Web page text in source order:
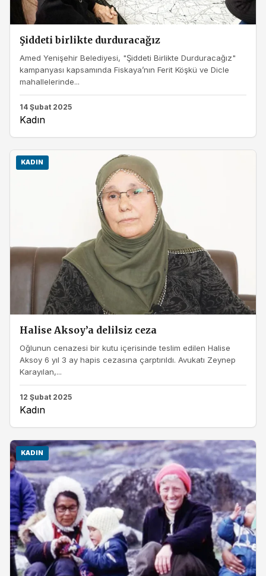
Şiddeti birlikte durduracağız
Amed Yenişehir Belediyesi, "Şiddeti Birlikte Durduracağız"
kampanyası kapsamında Fiskaya’nın Ferit Köşkü ve Dicle
mahallelerinde...
14 Şubat 2025
Kadın
KADIN
Halise Aksoy’a delilsiz ceza
Oğlunun cenazesi bir kutu içerisinde teslim edilen Halise
Aksoy 6 yıl 3 ay hapis cezasına çarptırıldı. Avukatı Zeynep
Karayılan,...
12 Şubat 2025
Kadın
KADIN